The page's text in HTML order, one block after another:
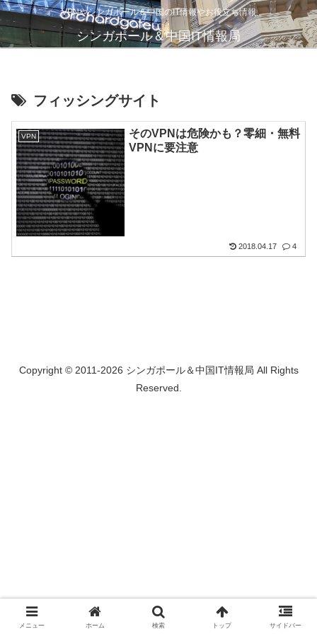
VPNやシンガポール＆中国のIT情報やお役立ち情報
シンガポール＆中国IT情報局
フィッシングサイト
VPN
そのVPNは危険かも？零細・無料
VPNに要注意
2018.04.17 4
Copyright © 2011-2026 シンガポール＆中国IT情報局 All Rights
Reserved.
メニュー ホーム 検索 トップ サイドバー